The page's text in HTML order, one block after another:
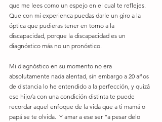
que me lees como un espejo en el cual te reflejes.
Que con mi experienca puedas darle un giro a la
óptica que pudieras tener en torno a la
discapacidad, porque la discapacidad es un
diagnóstico más no un pronóstico.
Mi diagnóstico en su momento no era
absolutamente nada alentad, sin embargo a 20 años
de distancia lo he entendido a la perfección, y quizá
ese hijo/a con una condición distinta te puede
recordar aquel enfoque de la vida que a ti mamá o
papá se te olvida.  Y amar a ese ser “a pesar delo